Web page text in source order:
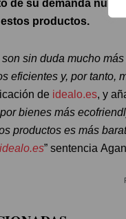
de su demanda
productos.
sin duda mucho
eficientes y, por tanto,
de idealo.es, y
bienes más
productos es más
idealo.es” sentencia